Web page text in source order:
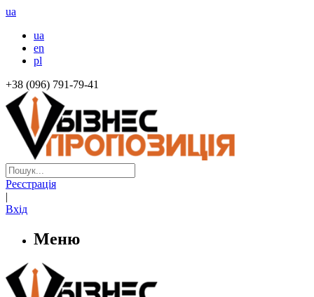
ua
ua
en
pl
+38 (096) 791-79-41
Реєстрація
|
Вхід
Меню